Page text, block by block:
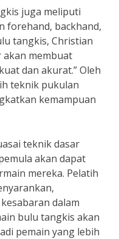
juga meliputi
forehand, backhand,
tangkis, Christian
akan membuat
dan akurat.” Oleh
teknik pukulan
kemampuan
teknik dasar
akan dapat
mereka. Pelatih
dalam
bulu tangkis akan
pemain yang lebih